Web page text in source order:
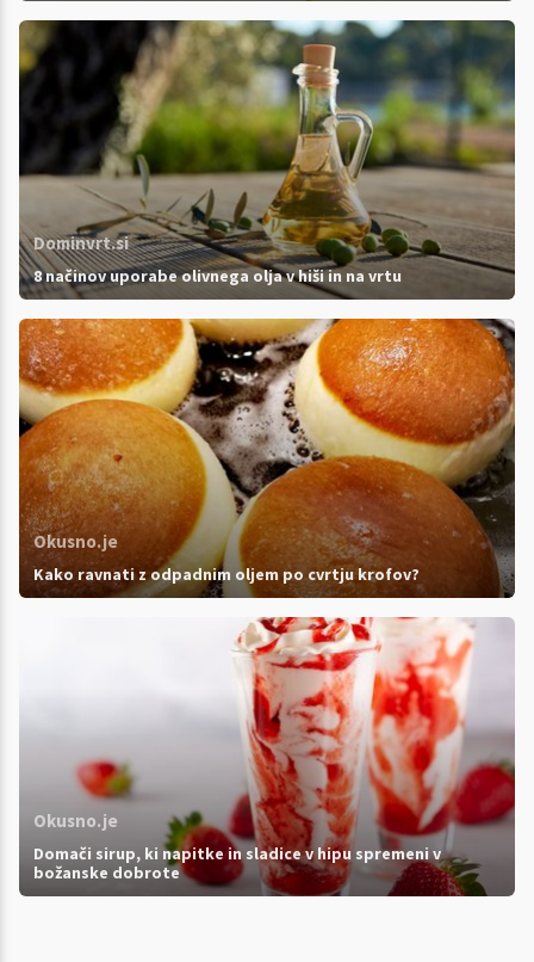
Dominvrt.si
8 načinov uporabe olivnega olja v hiši in na vrtu
Okusno.je
Kako ravnati z odpadnim oljem po cvrtju krofov?
Okusno.je
Domači sirup, ki napitke in sladice v hipu spremeni v
božanske dobrote